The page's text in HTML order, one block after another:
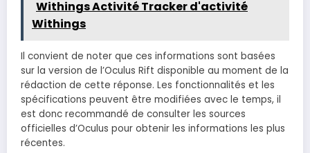
Withings Activité Tracker d'activité
Withings
Il convient de noter que ces informations sont basées
sur la version de l’Oculus Rift disponible au moment de la
rédaction de cette réponse. Les fonctionnalités et les
spécifications peuvent être modifiées avec le temps, il
est donc recommandé de consulter les sources
officielles d’Oculus pour obtenir les informations les plus
récentes.